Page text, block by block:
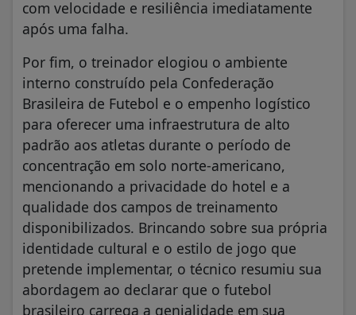
com velocidade e resiliência imediatamente
após uma falha.
​Por fim, o treinador elogiou o ambiente
interno construído pela Confederação
Brasileira de Futebol e o empenho logístico
para oferecer uma infraestrutura de alto
padrão aos atletas durante o período de
concentração em solo norte-americano,
mencionando a privacidade do hotel e a
qualidade dos campos de treinamento
disponibilizados. Brincando sobre sua própria
identidade cultural e o estilo de jogo que
pretende implementar, o técnico resumiu sua
abordagem ao declarar que o futebol
brasileiro carrega a genialidade em sua